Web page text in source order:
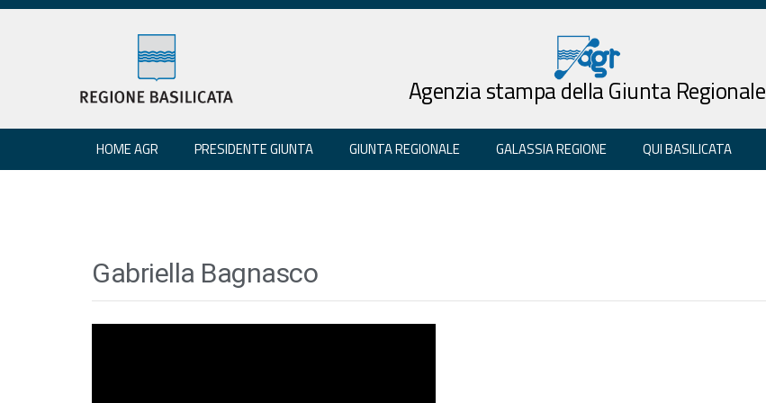
Agenzia stampa della Giunta Regionale
HOME AGR PRESIDENTE GIUNTA GIUNTA REGIONALE GALASSIA REGIONE QUI BASILICATA
Gabriella Bagnasco